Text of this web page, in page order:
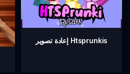
إعادة تصوير Htsprunkis